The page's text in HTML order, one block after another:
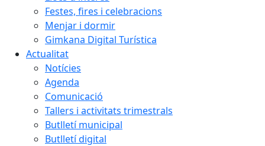
Festes, fires i celebracions
Menjar i dormir
Gimkana Digital Turística
Actualitat
Notícies
Agenda
Comunicació
Tallers i activitats trimestrals
Butlletí municipal
Butlletí digital